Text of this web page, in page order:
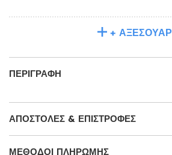
+ ΑΞΕΣΟΥΆΡ
ΠΕΡΙΓΡΑΦΉ
ΑΠΟΣΤΟΛΈΣ & ΕΠΙΣΤΡΟΦΈΣ
ΜΕΘΌΔΟΙ ΠΛΗΡΩΜΉΣ